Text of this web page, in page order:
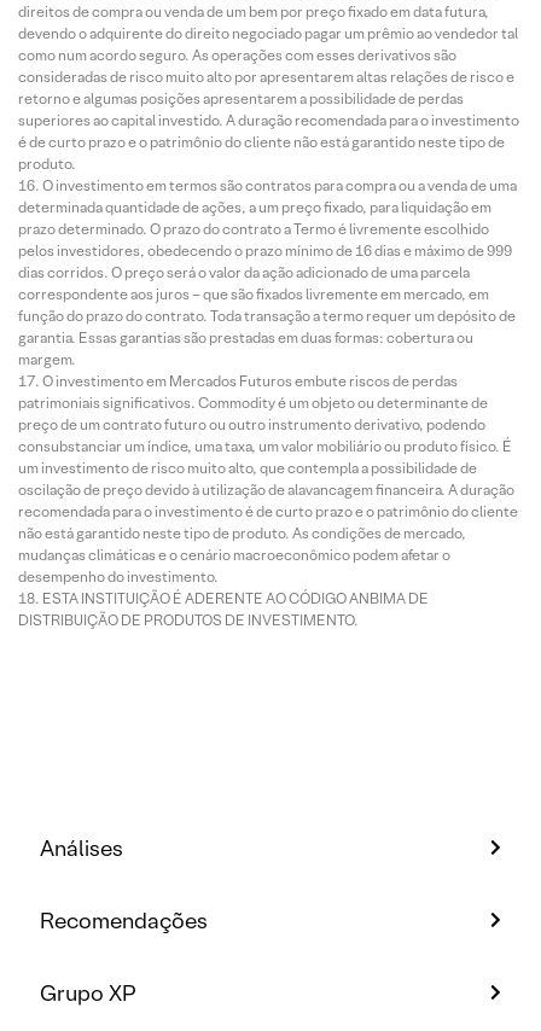
direitos de compra ou venda de um bem por preço fixado em data futura,
devendo o adquirente do direito negociado pagar um prêmio ao vendedor tal
como num acordo seguro. As operações com esses derivativos são
consideradas de risco muito alto por apresentarem altas relações de risco e
retorno e algumas posições apresentarem a possibilidade de perdas
superiores ao capital investido. A duração recomendada para o investimento
é de curto prazo e o patrimônio do cliente não está garantido neste tipo de
produto.
O investimento em termos são contratos para compra ou a venda de uma
determinada quantidade de ações, a um preço fixado, para liquidação em
prazo determinado. O prazo do contrato a Termo é livremente escolhido
pelos investidores, obedecendo o prazo mínimo de 16 dias e máximo de 999
dias corridos. O preço será o valor da ação adicionado de uma parcela
correspondente aos juros – que são fixados livremente em mercado, em
função do prazo do contrato. Toda transação a termo requer um depósito de
garantia. Essas garantias são prestadas em duas formas: cobertura ou
margem.
O investimento em Mercados Futuros embute riscos de perdas
patrimoniais significativos. Commodity é um objeto ou determinante de
preço de um contrato futuro ou outro instrumento derivativo, podendo
consubstanciar um índice, uma taxa, um valor mobiliário ou produto físico. É
um investimento de risco muito alto, que contempla a possibilidade de
oscilação de preço devido à utilização de alavancagem financeira. A duração
recomendada para o investimento é de curto prazo e o patrimônio do cliente
não está garantido neste tipo de produto. As condições de mercado,
mudanças climáticas e o cenário macroeconômico podem afetar o
desempenho do investimento.
ESTA INSTITUIÇÃO É ADERENTE AO CÓDIGO ANBIMA DE
DISTRIBUIÇÃO DE PRODUTOS DE INVESTIMENTO.
Análises
Recomendações
Grupo XP